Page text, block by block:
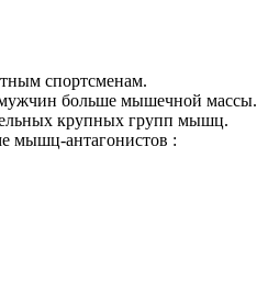
спортсменам.
мужчин больше мышечной массы.
крупных групп мышц.
мышц-антагонистов :